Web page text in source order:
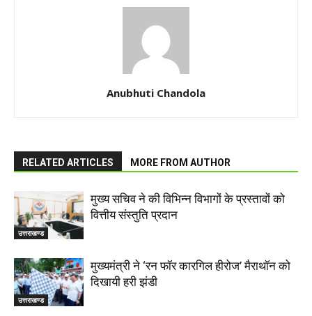
Anubhuti Chandola
RELATED ARTICLES MORE FROM AUTHOR
उत्तराखण्ड
मुख्य सचिव ने की विभिन्न विभागों के प्रस्तावों को
वित्तीय संस्तुति प्रदान
उत्तराखण्ड
मुख्यमंत्री ने ‘रन फॉर कारगिल हीरोज’ मैराथॉन को
दिखायी हरी झंडी